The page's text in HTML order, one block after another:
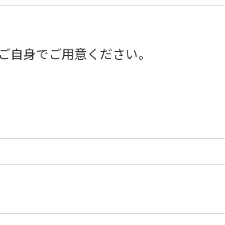
身でご用意ください。